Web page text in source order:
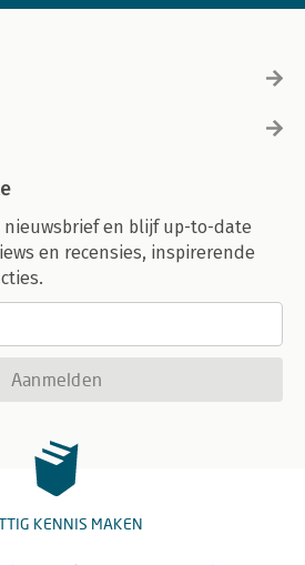
nieuwsbrief en blijf up-to-date
en recensies, inspirerende
Aanmelden
KENNIS MAKEN